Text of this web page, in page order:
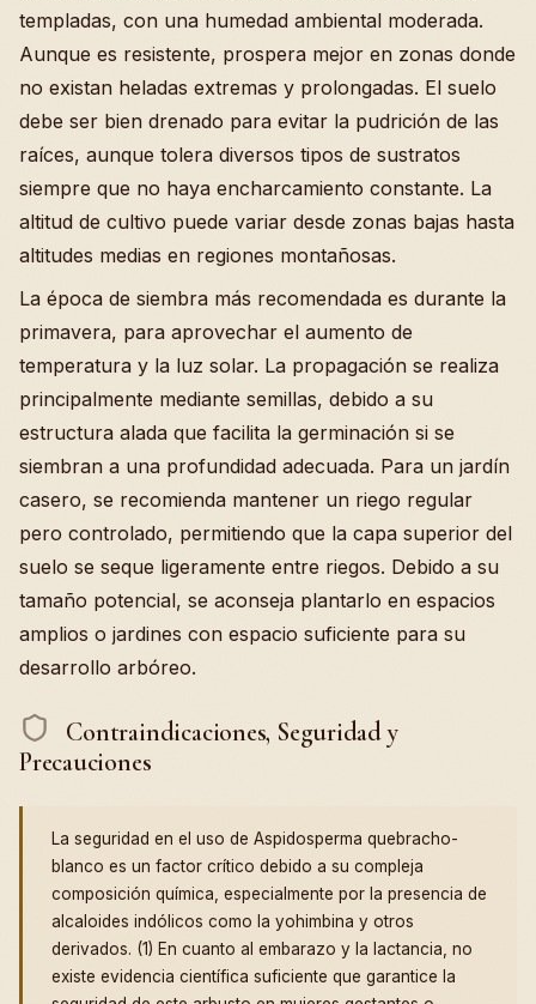
templadas, con una humedad ambiental moderada.
Aunque es resistente, prospera mejor en zonas donde
no existan heladas extremas y prolongadas. El suelo
debe ser bien drenado para evitar la pudrición de las
raíces, aunque tolera diversos tipos de sustratos
siempre que no haya encharcamiento constante. La
altitud de cultivo puede variar desde zonas bajas hasta
altitudes medias en regiones montañosas.
La época de siembra más recomendada es durante la
primavera, para aprovechar el aumento de
temperatura y la luz solar. La propagación se realiza
principalmente mediante semillas, debido a su
estructura alada que facilita la germinación si se
siembran a una profundidad adecuada. Para un jardín
casero, se recomienda mantener un riego regular
pero controlado, permitiendo que la capa superior del
suelo se seque ligeramente entre riegos. Debido a su
tamaño potencial, se aconseja plantarlo en espacios
amplios o jardines con espacio suficiente para su
desarrollo arbóreo.
Contraindicaciones, Seguridad y
Precauciones
La seguridad en el uso de Aspidosperma quebracho-
blanco es un factor crítico debido a su compleja
composición química, especialmente por la presencia de
alcaloides indólicos como la yohimbina y otros
derivados. (1) En cuanto al embarazo y la lactancia, no
existe evidencia científica suficiente que garantice la